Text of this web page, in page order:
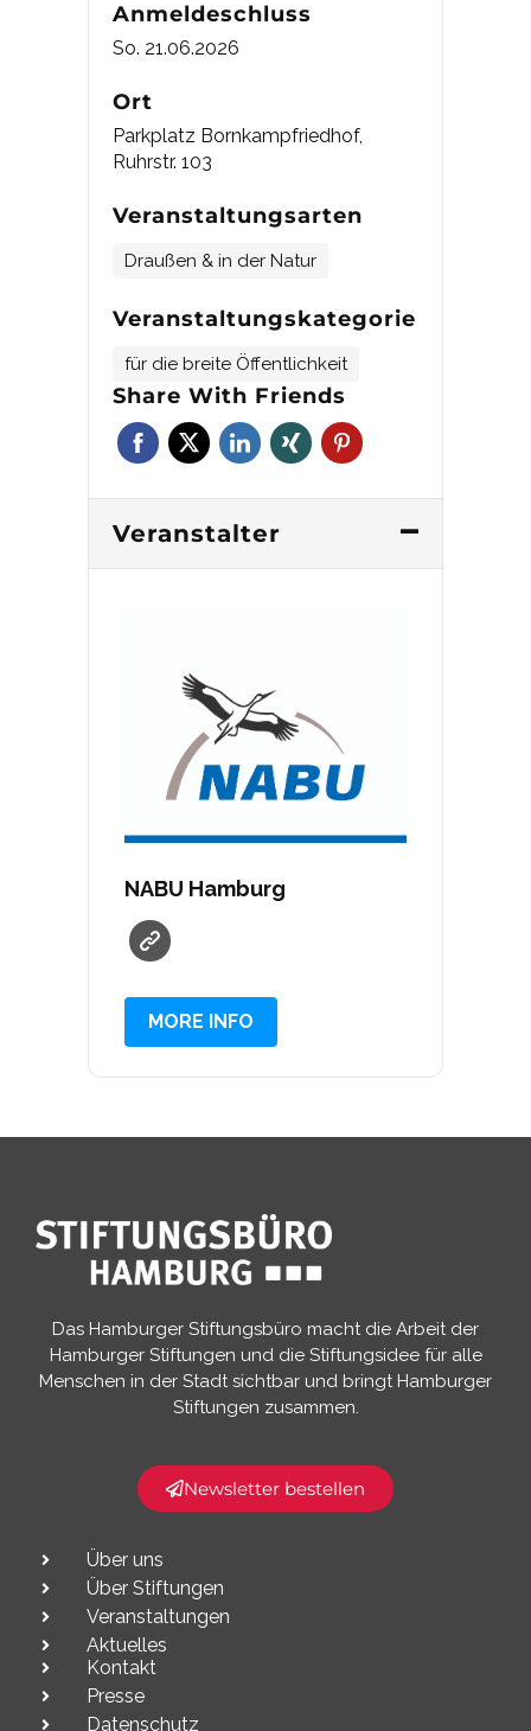
Anmeldeschluss
So. 21.06.2026
Ort
Parkplatz Bornkampfriedhof,
Ruhrstr. 103
Veranstaltungsarten
Draußen & in der Natur
Veranstaltungskategorie
für die breite Öffentlichkeit
Share With Friends
Veranstalter
NABU Hamburg
MORE INFO
Das Hamburger Stiftungsbüro macht die Arbeit der
Hamburger Stiftungen und die Stiftungsidee für alle
Menschen in der Stadt sichtbar und bringt Hamburger
Stiftungen zusammen.​
Newsletter bestellen
Über uns
Über Stiftungen
Veranstaltungen
Aktuelles
Kontakt
Presse
Datenschutz